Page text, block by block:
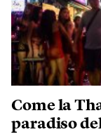
Come la
paradiso